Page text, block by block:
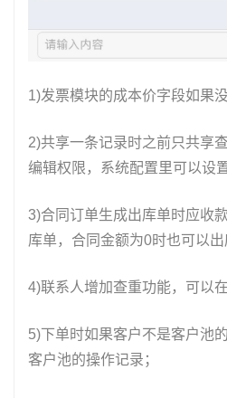
1)发票模块的成本价字段如果
2)共享一条记录时之前只共享
编辑权限，系统配置里可以设
3)合同订单生成出库单时应收
库单，合同金额为0时也可以出
4)联系人增加查重功能，可以
5)下单时如果客户不是客户池
客户池的操作记录；